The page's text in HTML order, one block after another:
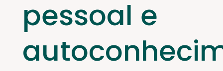
pessoal e